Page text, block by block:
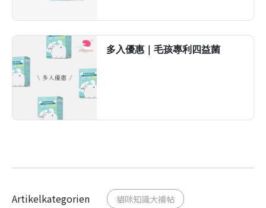
多入優惠｜毛孩專利四益菌
Artikelkategorien 貓咪知識大補帖